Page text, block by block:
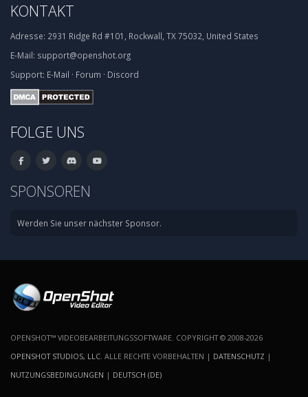
KONTAKT
Adresse: 2931 Ridge Rd #101, Rockwall, TX 75032, United States
E-Mail: support@openshot.org
Support: E-Mail · Forum · Discord
FOLGE UNS
SPONSOREN
Werden Sie unser nächster Sponsor.
OPENSHOT™ VIDEOBEARBEITUNGSSOFTWARE. COPYRIGHT © 2008-2026
OPENSHOT STUDIOS, LLC . ALLE RECHTE VORBEHALTEN | DATENSCHUTZ |
NUTZUNGSBEDINGUNGEN | DEUTSCH (DE)